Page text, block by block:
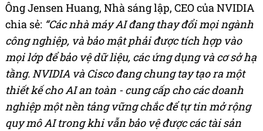
Ông Jensen Huang, Nhà sáng lập, CEO của NVIDIA
chia sẻ: “Các nhà máy AI đang thay đổi mọi ngành
công nghiệp, và bảo mật phải được tích hợp vào
mọi lớp để bảo vệ dữ liệu, các ứng dụng và cơ sở hạ
tầng. NVIDIA và Cisco đang chung tay tạo ra một
thiết kế cho AI an toàn - cung cấp cho các doanh
nghiệp một nền tảng vững chắc để tự tin mở rộng
quy mô AI trong khi vẫn bảo vệ được các tài sản